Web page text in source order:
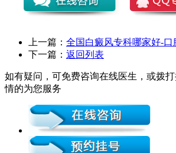
上一篇： 全国白癜风专科哪家好-口
下一篇： 返回列表
如有疑问，可免费咨询在线医生，或拨
情的为您服务